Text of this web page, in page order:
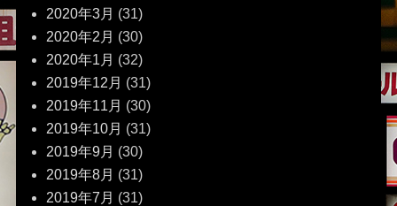
2020年3月 (31)
2020年2月 (30)
2020年1月 (32)
2019年12月 (31)
2019年11月 (30)
2019年10月 (31)
2019年9月 (30)
2019年8月 (31)
2019年7月 (31)